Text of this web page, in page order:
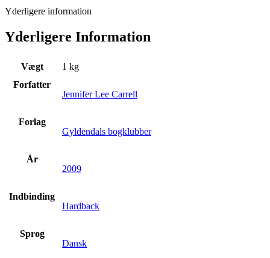
Yderligere information
Yderligere Information
Vægt
1 kg
Forfatter
Jennifer Lee Carrell
Forlag
Gyldendals bogklubber
År
2009
Indbinding
Hardback
Sprog
Dansk